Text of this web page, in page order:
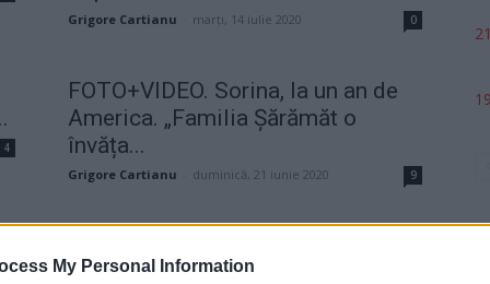
My Personal Information
Grigore Cartianu marți, 14 iulie 2020 0
4
FOTO+VIDEO. Sorina, la un an de
America. „Familia Șărămăt o
învăța...
Grigore Cartianu duminică, 21 iunie 2020 9
Grigore Cartianu - miercuri, 4 decembrie 2019